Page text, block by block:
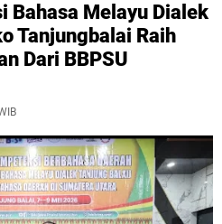
Bahasa Melayu Dialek
Tanjungbalai Raih
Dari BBPSU